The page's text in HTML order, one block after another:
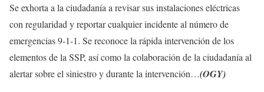
Se exhorta a la ciudadanía a revisar sus instalaciones eléctricas
con regularidad y reportar cualquier incidente al número de
emergencias 9-1-1. Se reconoce la rápida intervención de los
elementos de la SSP, así como la colaboración de la ciudadanía al
alertar sobre el siniestro y durante la intervención…(OGY)